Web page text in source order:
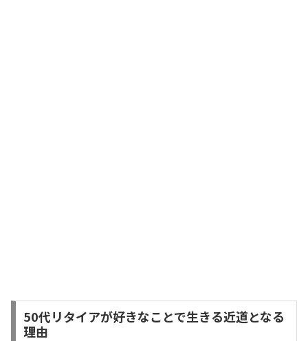
50代リタイアが好きなことで生きる近道となる
理由